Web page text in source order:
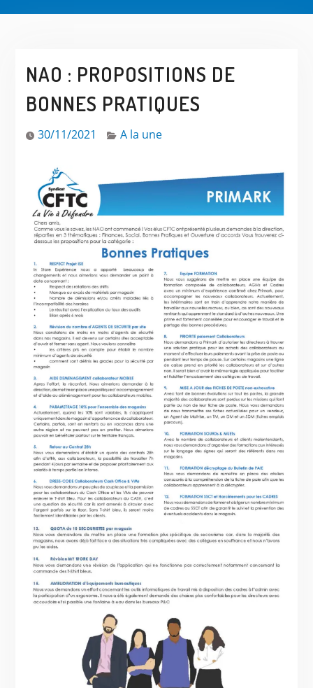
NAO : PROPOSITIONS DE
BONNES PRATIQUES
30/11/2021 A la une